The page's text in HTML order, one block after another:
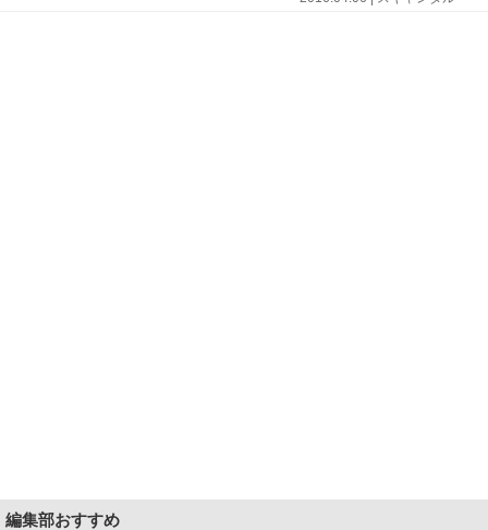
編集部おすすめ